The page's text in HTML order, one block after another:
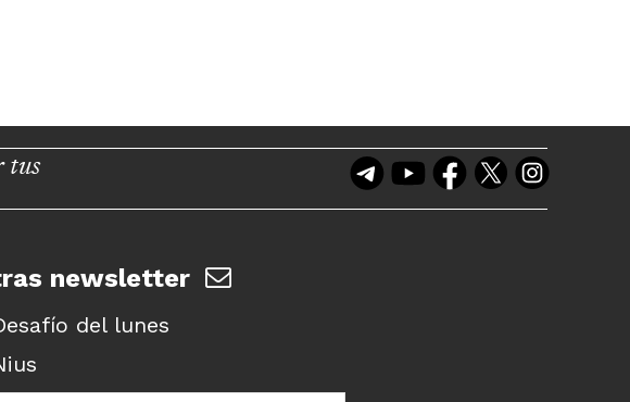
tus
newsletter
del lunes